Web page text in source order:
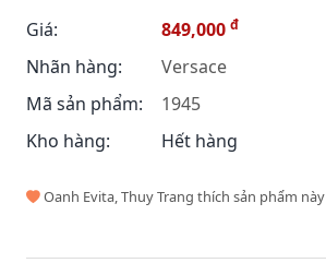
Giá: 849,000 đ
Nhãn hàng:
Versace
Mã sản phẩm:
1945
Kho hàng:
Hết hàng
Oanh Evita, Thuy Trang thích sản phẩm này